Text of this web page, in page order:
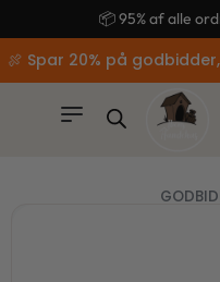
🚚 Gratis
🍖 Spar 20% på